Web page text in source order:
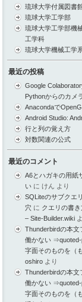
琉球大学付属図書
琉球大学工学部
琉球大学工学部機
工学科
琉球大学機械工学
最近の投稿
Google
Pythonからのカメ
Anacondaで
Android Studio:
行と列の覚え方
対数関連の公式
最近のコメント
A6とハガキの用紙
い に けん より
SQLiteのサブクエ
穴 に クエリの書
– Site-Builder.wiki
Thunderbirdの本文
働かない ⇒quoted-
字面そのものを（
oshiro より
Thunderbirdの本文
働かない ⇒quoted-
字面そのものを（